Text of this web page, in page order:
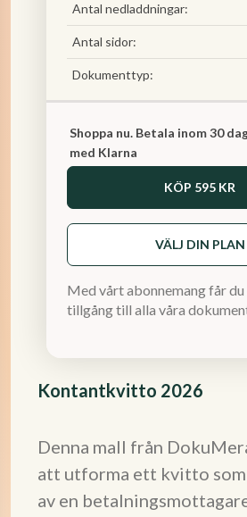
Kontantkvitto 2026
Denna mall från
att utforma ett kvitto som
av en
Antal nedladdningar:
Antal sidor:
Dokumenttyp:
Shoppa nu. Betala inom 30
med Klarna
KÖP 595 KR
VÄLJ DIN PLAN
Med vårt abonnemang får
tillgång till alla våra